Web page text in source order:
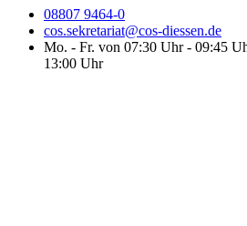
08807 9464-0
cos.sekretariat@cos-diessen.de
Mo. - Fr. von 07:30 Uhr - 09:45
13:00 Uhr